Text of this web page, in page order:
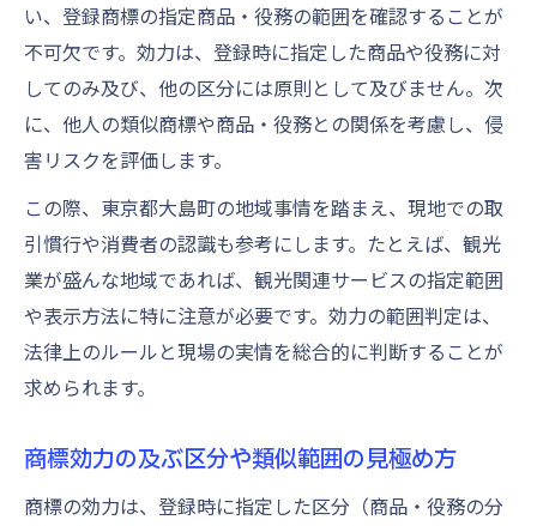
い、登録商標の指定商品・役務の範囲を確認することが
不可欠です。効力は、登録時に指定した商品や役務に対
してのみ及び、他の区分には原則として及びません。次
に、他人の類似商標や商品・役務との関係を考慮し、侵
害リスクを評価します。
この際、東京都大島町の地域事情を踏まえ、現地での取
引慣行や消費者の認識も参考にします。たとえば、観光
業が盛んな地域であれば、観光関連サービスの指定範囲
や表示方法に特に注意が必要です。効力の範囲判定は、
法律上のルールと現場の実情を総合的に判断することが
求められます。
商標効力の及ぶ区分や類似範囲の見極め方
商標の効力は、登録時に指定した区分（商品・役務の分